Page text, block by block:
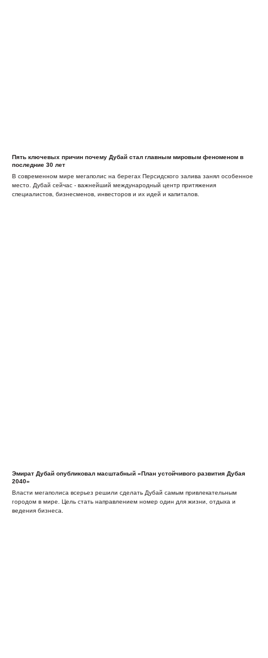
Пять ключевых причин почему Дубай стал главным мировым феноменом в
последние 30 лет
В современном мире мегаполис на берегах Персидского залива занял особенное
место. Дубай сейчас - важнейший международный центр притяжения
специалистов, бизнесменов, инвесторов и их идей и капиталов.
Эмират Дубай опубликовал масштабный «План устойчивого развития Дубая
2040»
Власти мегаполиса всерьез решили сделать Дубай самым привлекательным
городом в мире. Цель стать направлением номер один для жизни, отдыха и
ведения бизнеса.